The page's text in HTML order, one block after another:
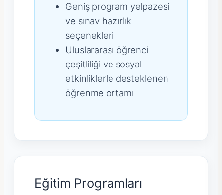
Geniş program yelpazesi
ve sınav hazırlık
seçenekleri
Uluslararası öğrenci
çeşitliliği ve sosyal
etkinliklerle desteklenen
öğrenme ortamı
Eğitim Programları